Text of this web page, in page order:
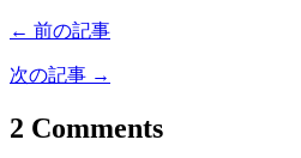
← 前の記事
次の記事 →
2 Comments